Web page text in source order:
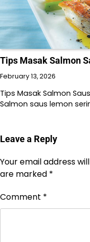
Tips Masak Salmon
February 13, 2026
Tips Masak Salmon
Salmon saus lemon
Leave a Reply
Your email address
are marked *
Comment *